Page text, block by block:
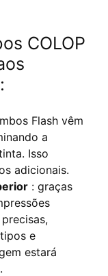
COLOP
Flash vêm
a
Isso
adicionais.
: graças
e
estará